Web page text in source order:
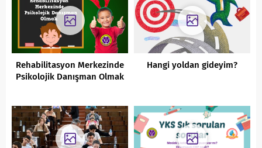
Rehabilitasyon Merkezinde
Psikolojik Danışman Olmak
Hangi yoldan gideyim?